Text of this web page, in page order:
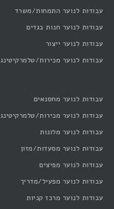
עבודות לנוער התמחות/משרד
עבודות לנוער חנות בגדים
עבודות לנוער ייצור
עבודות לנוער מכירות/טלמרקיטינג
עבודות לנוער מחסנאים
עבודות לנוער מכירות/טלמרקיטינג
עבודות לנוער מלונות
עבודות לנוער מסעדות/מזון
עבודות לנוער מפיצים
עבודות לנוער מפעיל/מדריך
עבודות לנוער מרכז קניות